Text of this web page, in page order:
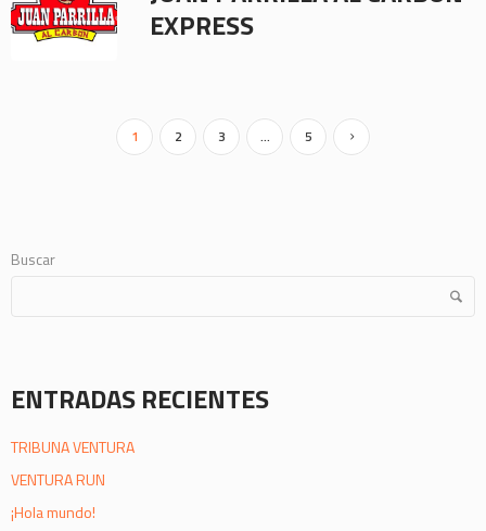
EXPRESS
1 2 3 … 5
Buscar
ENTRADAS RECIENTES
TRIBUNA VENTURA
VENTURA RUN
¡Hola mundo!